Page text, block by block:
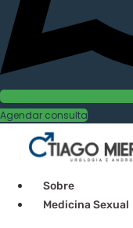
Agendar consulta
Sobre
Medicina Sexual